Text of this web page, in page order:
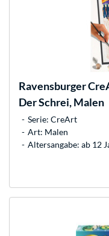
Ravensburger
Der Schrei, Malen
Serie: CreArt
Art: Malen
Altersangabe: ab 12